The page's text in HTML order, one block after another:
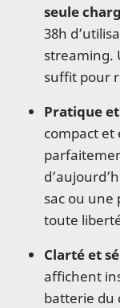
seule
38h
streaming.
suffit pour
Pratique
compact et
sac ou une
toute
Clarté et
affichent
batterie du